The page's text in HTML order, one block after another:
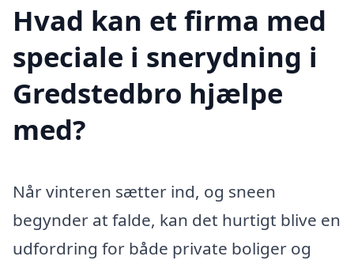
Hvad kan et firma med
speciale i snerydning i
Gredstedbro hjælpe
med?
Når vinteren sætter ind, og sneen
begynder at falde, kan det hurtigt blive en
udfordring for både private boliger og